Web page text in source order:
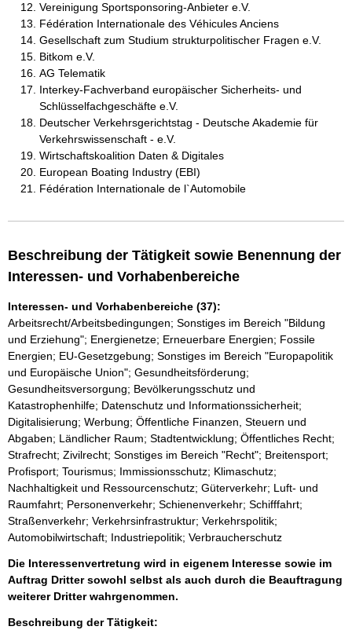
Vereinigung Sportsponsoring-Anbieter e.V.
Fédération Internationale des Véhicules Anciens
Gesellschaft zum Studium strukturpolitischer Fragen e.V.
Bitkom e.V.
AG Telematik
Interkey-Fachverband europäischer Sicherheits- und
Schlüsselfachgeschäfte e.V.
Deutscher Verkehrsgerichtstag - Deutsche Akademie für
Verkehrswissenschaft - e.V.
Wirtschaftskoalition Daten & Digitales
European Boating Industry (EBI)
Fédération Internationale de l`Automobile
Beschreibung der Tätigkeit sowie Benennung der
Interessen- und Vorhabenbereiche
Interessen- und Vorhabenbereiche (37):
Arbeitsrecht/Arbeitsbedingungen; Sonstiges im Bereich "Bildung
und Erziehung"; Energienetze; Erneuerbare Energien; Fossile
Energien; EU-Gesetzgebung; Sonstiges im Bereich "Europapolitik
und Europäische Union"; Gesundheitsförderung;
Gesundheitsversorgung; Bevölkerungsschutz und
Katastrophenhilfe; Datenschutz und Informationssicherheit;
Digitalisierung; Werbung; Öffentliche Finanzen, Steuern und
Abgaben; Ländlicher Raum; Stadtentwicklung; Öffentliches Recht;
Strafrecht; Zivilrecht; Sonstiges im Bereich "Recht"; Breitensport;
Profisport; Tourismus; Immissionsschutz; Klimaschutz;
Nachhaltigkeit und Ressourcenschutz; Güterverkehr; Luft- und
Raumfahrt; Personenverkehr; Schienenverkehr; Schifffahrt;
Straßenverkehr; Verkehrsinfrastruktur; Verkehrspolitik;
Automobilwirtschaft; Industriepolitik; Verbraucherschutz
Die Interessenvertretung wird in eigenem Interesse sowie im
Auftrag Dritter sowohl selbst als auch durch die Beauftragung
weiterer Dritter wahrgenommen.
Beschreibung der Tätigkeit: